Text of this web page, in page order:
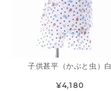
子供甚平（かぶと虫）白
¥4,180